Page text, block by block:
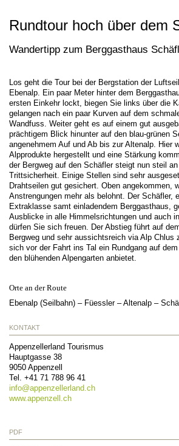
Rundtour hoch über dem
Wandertipp zum Berggasthaus
Los geht die Tour bei der Bergstation der
Ebenalp. Ein paar Meter hinter dem
ersten Einkehr lockt, biegen Sie links über die
gelangen nach ein paar Kurven auf dem
Wandfuss. Weiter geht es auf einem gut
prächtigem Blick hinunter auf den blau-grünen
angenehmem Auf und Ab bis zur Altenalp. Hier
Alpprodukte hergestellt und eine Stärkung
der Bergweg auf den Schäfler steigt nun steil
Trittsicherheit. Einige Stellen sind sehr
Drahtseilen gut gesichert. Oben angekommen,
Anstrengungen mehr als belohnt. Der Schäfler,
Extraklasse samt einladendem Berggasthaus,
Ausblicke in alle Himmelsrichtungen und auch
dürfen Sie sich freuen. Der Abstieg führt auf
Bergweg und sehr aussichtsreich via Alp Chlus
sich vor der Fahrt ins Tal ein Rundgang auf
den blühenden Alpengarten anbietet.
Orte an der Route
Ebenalp (Seilbahn) – Füessler – Altenalp –
KONTAKT
Appenzellerland Tourismus
Hauptgasse 38
9050 Appenzell
Tel. +41 71 788 96 41
info@appenzellerland.ch
www.appenzell.ch
PDF